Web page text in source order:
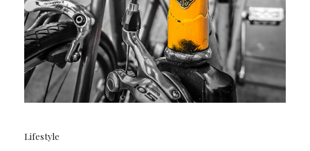
Lifestyle